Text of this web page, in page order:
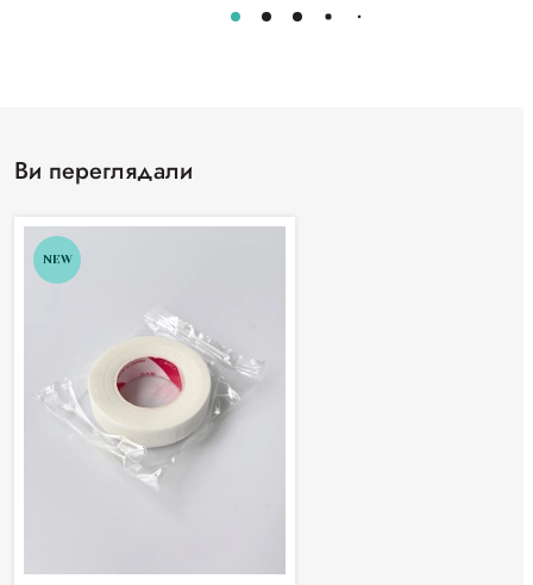
Ви переглядали
NEW